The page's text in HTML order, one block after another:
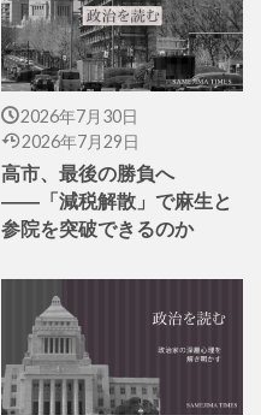
2026年7月30日
2026年7月29日
高市、最後の勝負へ
――「減税解散」で麻生と
参院を突破できるのか